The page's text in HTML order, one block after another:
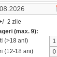
2 zile
(max. 9):
(>18 ani)
(12-18 ani)